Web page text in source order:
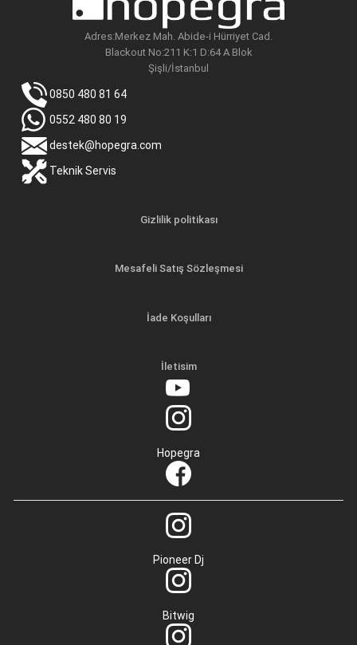
Adres:Merkez Mah. Abide-i Hürriyet Cad.
Blackout No:211 K:1 D:64 A Blok
Şişli/İstanbul
0850 480 81 64
0552 480 80 19
destek@hopegra.com
Teknik Servis
Gizlilik politikası
Mesafeli Satış Sözleşmesi
İade Koşulları
İletisim
Hopegra
Pioneer Dj
Bitwig